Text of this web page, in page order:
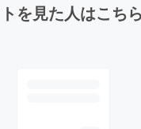
を見た人はこち